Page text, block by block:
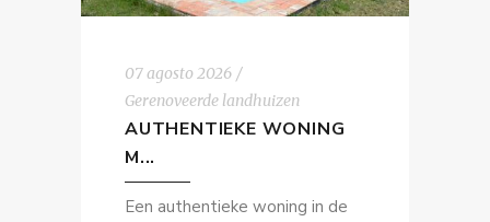
07 agosto 2026
Gerenoveerde landhuizen
AUTHENTIEKE WONING
M...
Een authentieke woning in de